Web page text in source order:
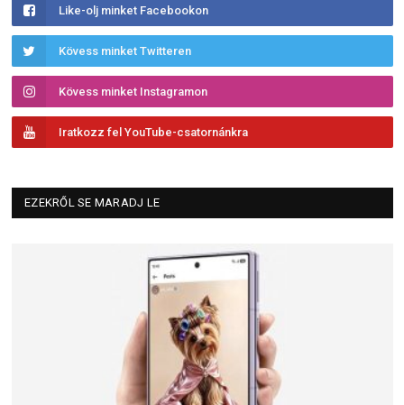
Like-olj minket Facebookon
Kövess minket Twitteren
Kövess minket Instagramon
Iratkozz fel YouTube-csatornánkra
EZEKRŐL SE MARADJ LE